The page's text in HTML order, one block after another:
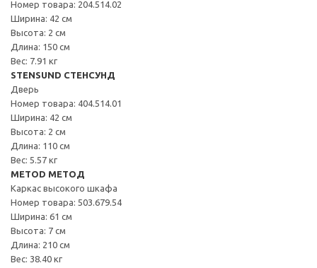
Номер товара: 204.514.02
Ширина: 42 см
Высота: 2 см
Длина: 150 см
Вес: 7.91 кг
STENSUND СТЕНСУНД
Дверь
Номер товара: 404.514.01
Ширина: 42 см
Высота: 2 см
Длина: 110 см
Вес: 5.57 кг
METOD МЕТОД
Каркас высокого шкафа
Номер товара: 503.679.54
Ширина: 61 см
Высота: 7 см
Длина: 210 см
Вес: 38.40 кг